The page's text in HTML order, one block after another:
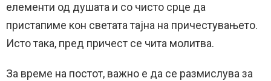
елементи од душата и со чисто срце да
пристапиме кон светата тајна на причестувањето.
Исто така, пред причест се чита молитва.
За време на постот, важно е да се размислува за